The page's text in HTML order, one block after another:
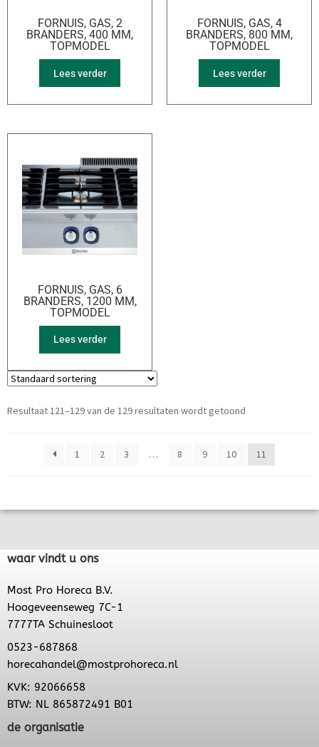
FORNUIS, GAS, 2
BRANDERS, 400 MM,
TOPMODEL
Lees verder
FORNUIS, GAS, 4
BRANDERS, 800 MM,
TOPMODEL
Lees verder
FORNUIS, GAS, 6
BRANDERS, 1200 MM,
TOPMODEL
Lees verder
Resultaat 121–129 van de 129 resultaten wordt getoond
1 2 3 … 8 9 10 11
waar vindt u ons
Most Pro Horeca B.V.
Hoogeveenseweg 7C-1
7777TA Schuinesloot
0523-687868
horecahandel@mostprohoreca.nl
KVK: 92066658
BTW: NL 865872491 B01
de organisatie